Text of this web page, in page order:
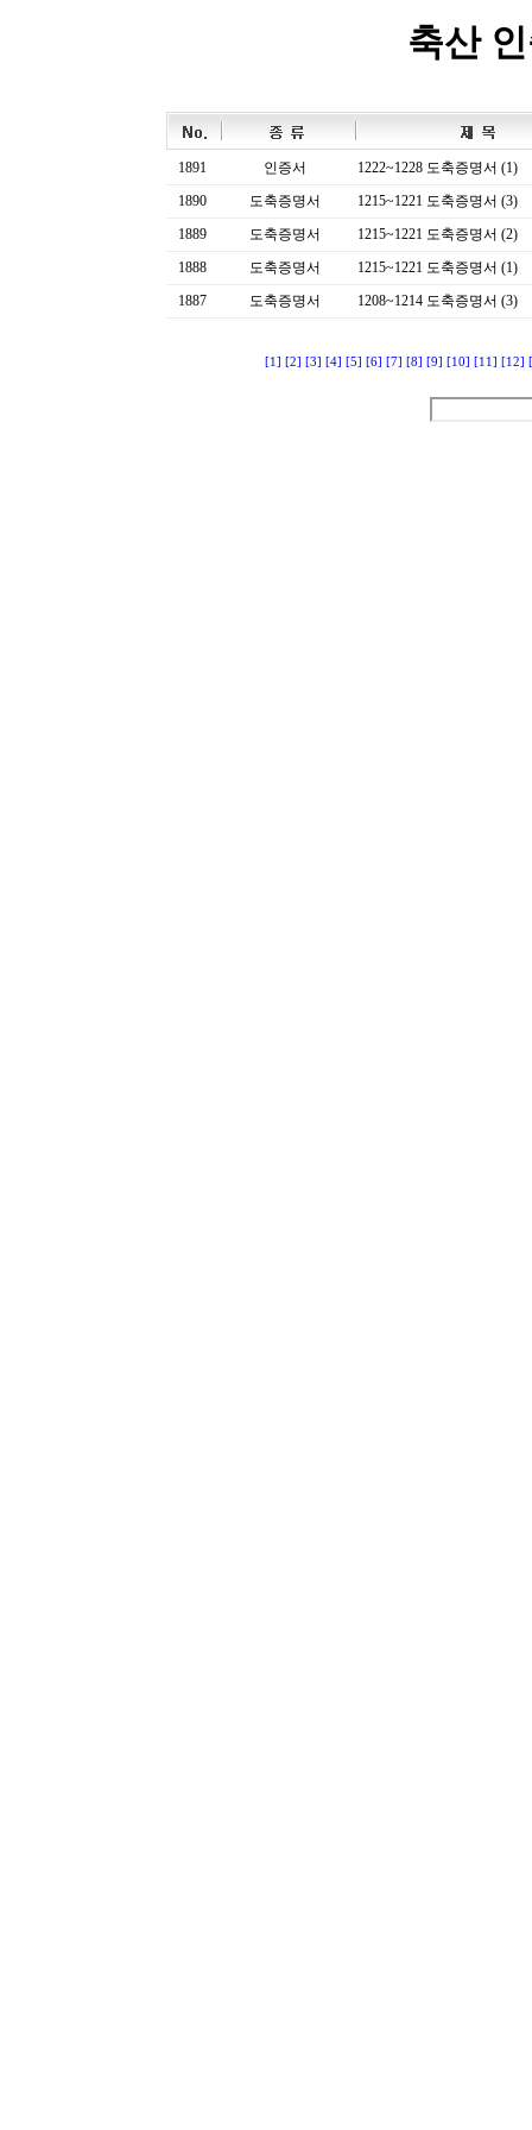
축산
1891 인증서
1222~1228 도축증명서 (1)
1890
도축증명서
1215~1221 도축증명서 (3)
1889
도축증명서
1215~1221 도축증명서 (2)
1888
도축증명서
1215~1221 도축증명서 (1)
1887
도축증명서 1208~1214 도축증명서 (3)
[1] [2] [3] [4] [5] [6] [7] [8] [9] [10] [11] [12]